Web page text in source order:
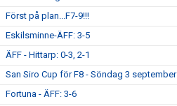
Först på plan...F7-9!!!
Eskilsminne-ÄFF: 3-5
ÄFF - Hittarp: 0-3, 2-1
San Siro Cup för F8 - Söndag 3 september
Fortuna - ÄFF: 3-6